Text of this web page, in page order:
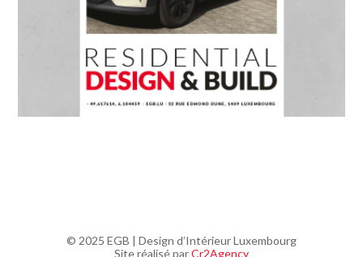
© 2025 EGB | Design d’Intérieur Luxembourg
Site réalisé parCr2Agency